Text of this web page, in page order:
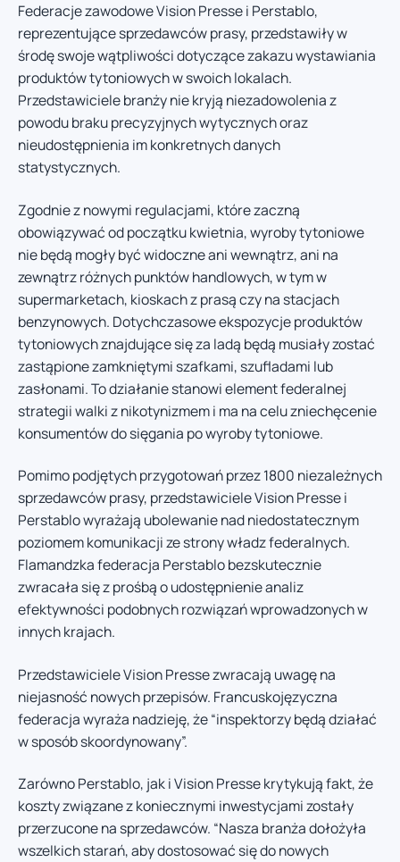
Federacje zawodowe Vision Presse i Perstablo,
reprezentujące sprzedawców prasy, przedstawiły w
środę swoje wątpliwości dotyczące zakazu wystawiania
produktów tytoniowych w swoich lokalach.
Przedstawiciele branży nie kryją niezadowolenia z
powodu braku precyzyjnych wytycznych oraz
nieudostępnienia im konkretnych danych
statystycznych.
Zgodnie z nowymi regulacjami, które zaczną
obowiązywać od początku kwietnia, wyroby tytoniowe
nie będą mogły być widoczne ani wewnątrz, ani na
zewnątrz różnych punktów handlowych, w tym w
supermarketach, kioskach z prasą czy na stacjach
benzynowych. Dotychczasowe ekspozycje produktów
tytoniowych znajdujące się za ladą będą musiały zostać
zastąpione zamkniętymi szafkami, szufladami lub
zasłonami. To działanie stanowi element federalnej
strategii walki z nikotynizmem i ma na celu zniechęcenie
konsumentów do sięgania po wyroby tytoniowe.
Pomimo podjętych przygotowań przez 1800 niezależnych
sprzedawców prasy, przedstawiciele Vision Presse i
Perstablo wyrażają ubolewanie nad niedostatecznym
poziomem komunikacji ze strony władz federalnych.
Flamandzka federacja Perstablo bezskutecznie
zwracała się z prośbą o udostępnienie analiz
efektywności podobnych rozwiązań wprowadzonych w
innych krajach.
Przedstawiciele Vision Presse zwracają uwagę na
niejasność nowych przepisów. Francuskojęzyczna
federacja wyraża nadzieję, że “inspektorzy będą działać
w sposób skoordynowany”.
Zarówno Perstablo, jak i Vision Presse krytykują fakt, że
koszty związane z koniecznymi inwestycjami zostały
przerzucone na sprzedawców. “Nasza branża dołożyła
wszelkich starań, aby dostosować się do nowych